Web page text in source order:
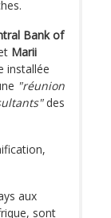
Bank of
Marii
installée
"réunion
des
aux
sont